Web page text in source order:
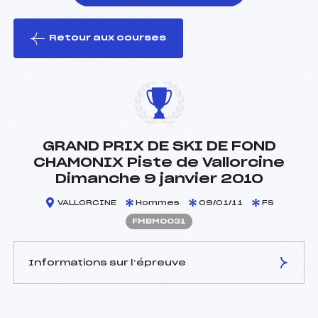
le ski
Retour aux courses
GRAND PRIX DE SKI DE FOND
CHAMONIX Piste de Vallorcine
Dimanche 9 janvier 2010
VALLORCINE Hommes 09/01/11 FS
FMBM0031
Informations sur l’épreuve